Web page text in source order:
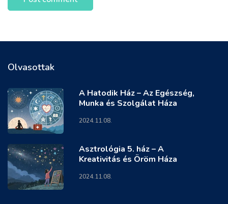
Olvasottak
A Hatodik Ház – Az Egészség,
Munka és Szolgálat Háza
2024.11.08.
Asztrológia 5. ház – A
Kreativitás és Öröm Háza
2024.11.08.